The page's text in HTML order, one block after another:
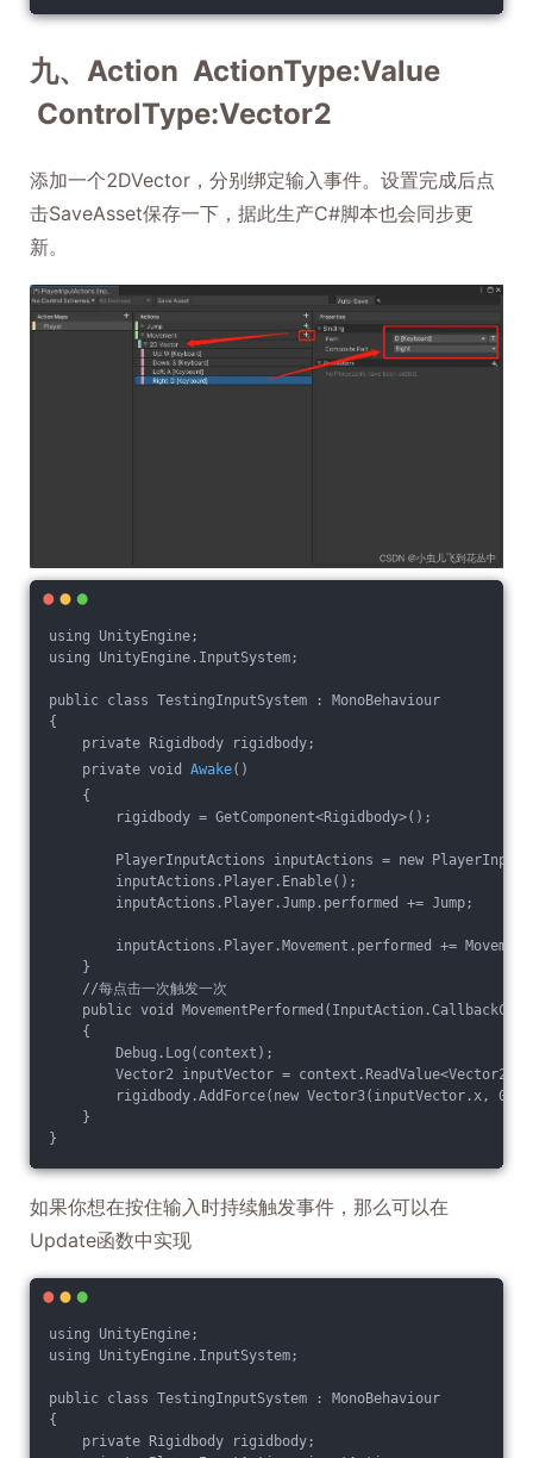
九、Action ActionType:Value
ControlType:Vector2
添加一个2DVector，分别绑定输入事件。设置完成后点
击SaveAsset保存一下，据此生产C#脚本也会同步更
新。
using UnityEngine;
using UnityEngine.InputSystem;
public class TestingInputSystem : MonoBehaviour
{
private Rigidbody rigidbody;
private void Awake()
{
rigidbody = GetComponent<Rigidbody>();
PlayerInputActions inputActions = new
inputActions.Player.Enable();
inputActions.Player.Jump.performed += Jump;
inputActions.Player.Movement.performed +=
}
//每点击一次触发一次
public void
{
Debug.Log(context);
Vector2 inputVector =
rigidbody.AddForce(new Vector3(inputVector.x, 0,
}
}
如果你想在按住输入时持续触发事件，那么可以在
Update函数中实现
using UnityEngine;
using UnityEngine.InputSystem;
public class TestingInputSystem : MonoBehaviour
{
private Rigidbody rigidbody;